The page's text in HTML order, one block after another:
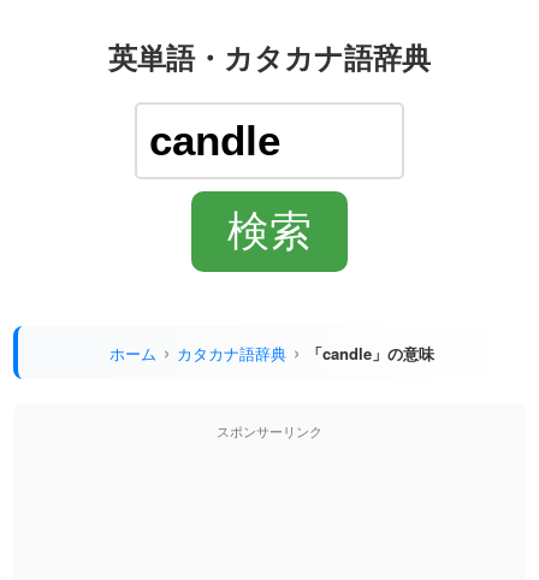
英単語・カタカナ語辞典
ホーム カタカナ語辞典 「candle」の意味
スポンサーリンク